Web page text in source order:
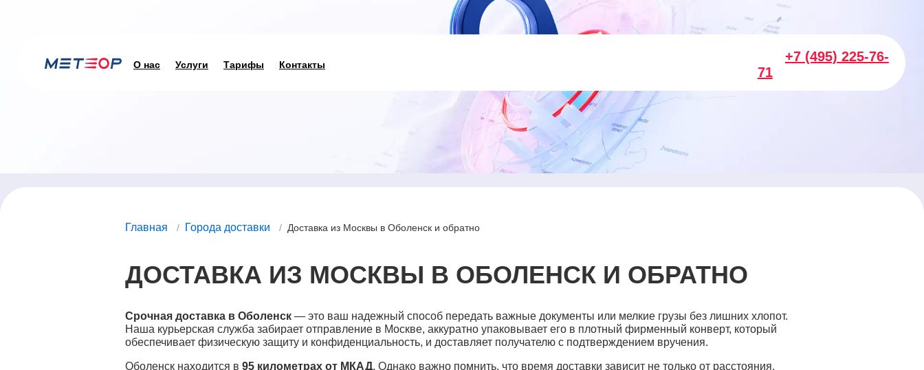
О нас Услуги Тарифы Контакты
+7 (495) 225-76-
71
Главная / Города доставки / Доставка из Москвы в Оболенск и обратно
ДОСТАВКА ИЗ МОСКВЫ В ОБОЛЕНСК И ОБРАТНО
Срочная доставка в Оболенск — это ваш надежный способ передать важные документы или мелкие грузы без лишних хлопот.
Наша курьерская служба забирает отправление в Москве, аккуратно упаковывает его в плотный фирменный конверт, который
обеспечивает физическую защиту и конфиденциальность, и доставляет получателю с подтверждением вручения.
Оболенск находится в 95 километрах от МКАД. Однако важно помнить, что время доставки зависит не только от расстояния.